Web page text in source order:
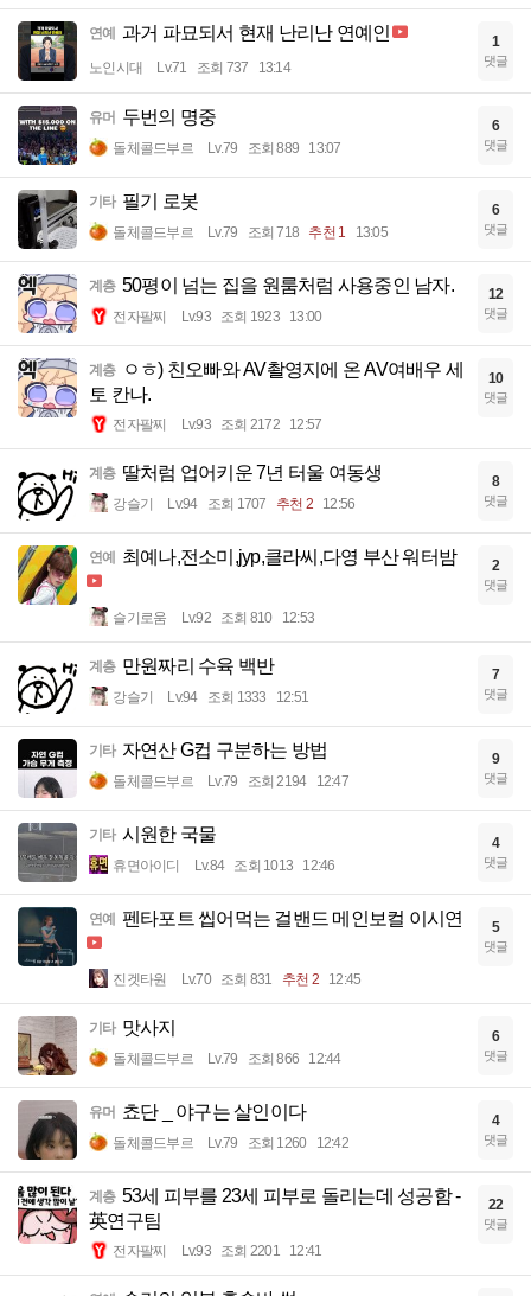
연예 과거 파묘되서 현재 난리난 연예인
노인시대 Lv.71 조회 737 13:14
1
댓글
유머 두번의 명중
돌체콜드부르 Lv.79 조회 889 13:07
6
댓글
기타 필기 로봇
돌체콜드부르 Lv.79 조회 718 추천 1 13:05
6
댓글
계층 50평이 넘는 집을 원룸처럼 사용중인 남자.
전자팔찌 Lv.93 조회 1923 13:00
12
댓글
계층
ㅇㅎ) 친오빠와 AV촬영지에 온 AV여배우 세
토 칸나.
전자팔찌 Lv.93 조회 2172 12:57
10
댓글
계층 딸처럼 업어키운 7년 터울 여동생
강슬기 Lv.94 조회 1707 추천 2 12:56
8
댓글
연예 최예나,전소미,jyp,클라씨,다영 부산 워터밤
슬기로움 Lv.92 조회 810 12:53
2
댓글
계층 만원짜리 수육 백반
강슬기 Lv.94 조회 1333 12:51
7
댓글
기타 자연산 G컵 구분하는 방법
돌체콜드부르 Lv.79 조회 2194 12:47
9
댓글
기타 시원한 국물
휴면아이디 Lv.84 조회 1013 12:46
4
댓글
연예 펜타포트 씹어먹는 걸밴드 메인보컬 이시연
진겟타원 Lv.70 조회 831 추천 2 12:45
5
댓글
기타 맛사지
돌체콜드부르 Lv.79 조회 866 12:44
6
댓글
유머 쵸단 _ 야구는 살인이다
돌체콜드부르 Lv.79 조회 1260 12:42
4
댓글
계층 53세 피부를 23세 피부로 돌리는데 성공함 -
英연구팀
전자팔찌 Lv.93 조회 2201 12:41
22
댓글